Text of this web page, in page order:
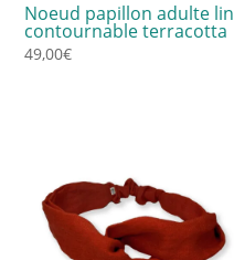
Noeud papillon adulte lin
contournable terracotta
49,00€